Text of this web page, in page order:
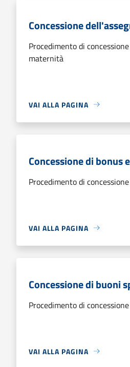
Concessione
Procedimento di
maternità
VAI ALLA PAGINA
Concessione di bonus
Procedimento di
VAI ALLA PAGINA
Concessione di buoni
Procedimento di
VAI ALLA PAGINA